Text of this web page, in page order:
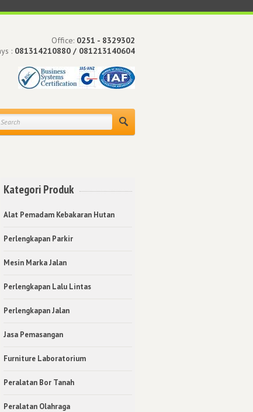
Office: 0251 - 8329302
: 081314210880 / 081213140604
Kategori Produk
Alat Pemadam Kebakaran Hutan
Perlengkapan Parkir
Mesin Marka Jalan
Perlengkapan Lalu Lintas
Perlengkapan Jalan
Jasa Pemasangan
Furniture Laboratorium
Peralatan Bor Tanah
Peralatan Olahraga